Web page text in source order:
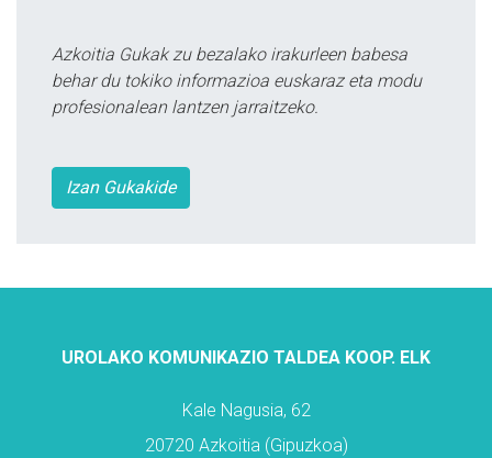
Azkoitia Gukak zu bezalako irakurleen babesa
behar du tokiko informazioa euskaraz eta modu
profesionalean lantzen jarraitzeko.
Izan Gukakide
UROLAKO KOMUNIKAZIO TALDEA KOOP. ELK
Kale Nagusia, 62
20720 Azkoitia (Gipuzkoa)